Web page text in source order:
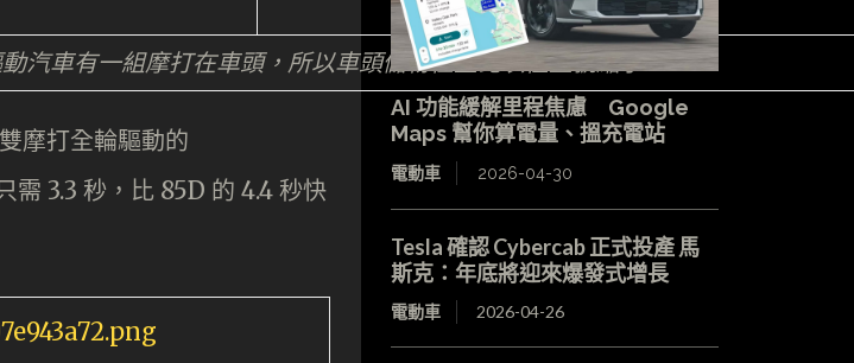
車有一組摩打在車頭，所以車頭儲物位置比以往型號縮小。
摩打全輪驅動的
需 3.3 秒，比 85D 的 4.4 秒快
AI 功能緩解里程焦慮 Google
Maps 幫你算電量、搵充電站
電動車 2026-04-30
Tesla 確認 Cybercab 正式投產 馬
斯克：年底將迎來爆發式增長
電動車 2026-04-26